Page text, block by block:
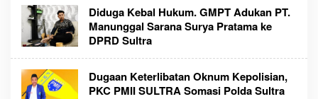
Diduga Kebal Hukum. GMPT Adukan PT.
Manunggal Sarana Surya Pratama ke
DPRD Sultra
Dugaan Keterlibatan Oknum Kepolisian,
PKC PMII SULTRA Somasi Polda Sultra